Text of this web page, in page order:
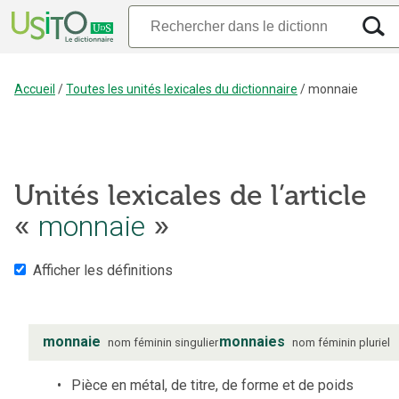
Accueil /Toutes les unités lexicales du dictionnaire /monnaie
Unités lexicales de l’article
« monnaie »
Afficher les définitions
monnaie nom féminin singuliermonnaies nom féminin pluriel
Pièce en métal, de titre, de forme et de poids